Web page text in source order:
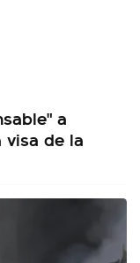
a
visa de la